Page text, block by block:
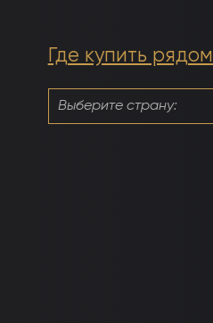
Где купить